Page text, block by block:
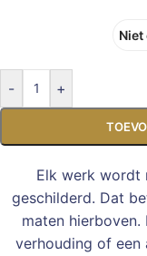
- +
Elk werk wordt
geschilderd. Dat
maten
verhouding of een